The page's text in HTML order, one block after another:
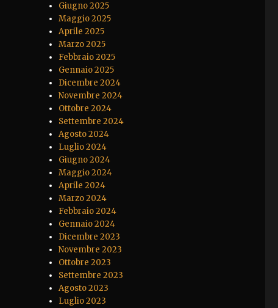
Giugno 2025
Maggio 2025
Aprile 2025
Marzo 2025
Febbraio 2025
Gennaio 2025
Dicembre 2024
Novembre 2024
Ottobre 2024
Settembre 2024
Agosto 2024
Luglio 2024
Giugno 2024
Maggio 2024
Aprile 2024
Marzo 2024
Febbraio 2024
Gennaio 2024
Dicembre 2023
Novembre 2023
Ottobre 2023
Settembre 2023
Agosto 2023
Luglio 2023